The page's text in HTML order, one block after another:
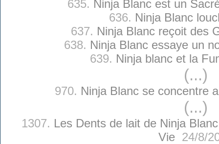
635. Ninja Blanc est un
636. Ninja Blanc
637. Ninja Blanc reçoit des
638. Ninja Blanc essaye un
639. Ninja blanc et la
(...)
970. Ninja Blanc se concentre
(...)
1307. Les Dents de lait de Ninja
Vie24/8/